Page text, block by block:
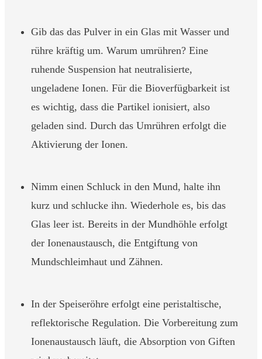
Gib das das Pulver in ein Glas mit Wasser und
rühre kräftig um. Warum umrühren? Eine
ruhende Suspension hat neutralisierte,
ungeladene Ionen. Für die Bioverfügbarkeit ist
es wichtig, dass die Partikel ionisiert, also
geladen sind. Durch das Umrühren erfolgt die
Aktivierung der Ionen.
Nimm einen Schluck in den Mund, halte ihn
kurz und schlucke ihn. Wiederhole es, bis das
Glas leer ist. Bereits in der Mundhöhle erfolgt
der Ionenaustausch, die Entgiftung von
Mundschleimhaut und Zähnen.
In der Speiseröhre erfolgt eine peristaltische,
reflektorische Regulation. Die Vorbereitung zum
Ionenaustausch läuft, die Absorption von Giften